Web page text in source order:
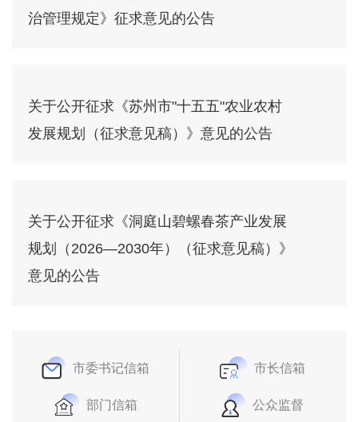
治管理规定》征求意见的公告
关于公开征求《苏州市"十五五"农业农村
发展规划（征求意见稿）》意见的公告
关于公开征求《洞庭山碧螺春茶产业发展
规划（2026—2030年）（征求意见稿）》
意见的公告
市委书记信箱 市长信箱
部门信箱 公众监督